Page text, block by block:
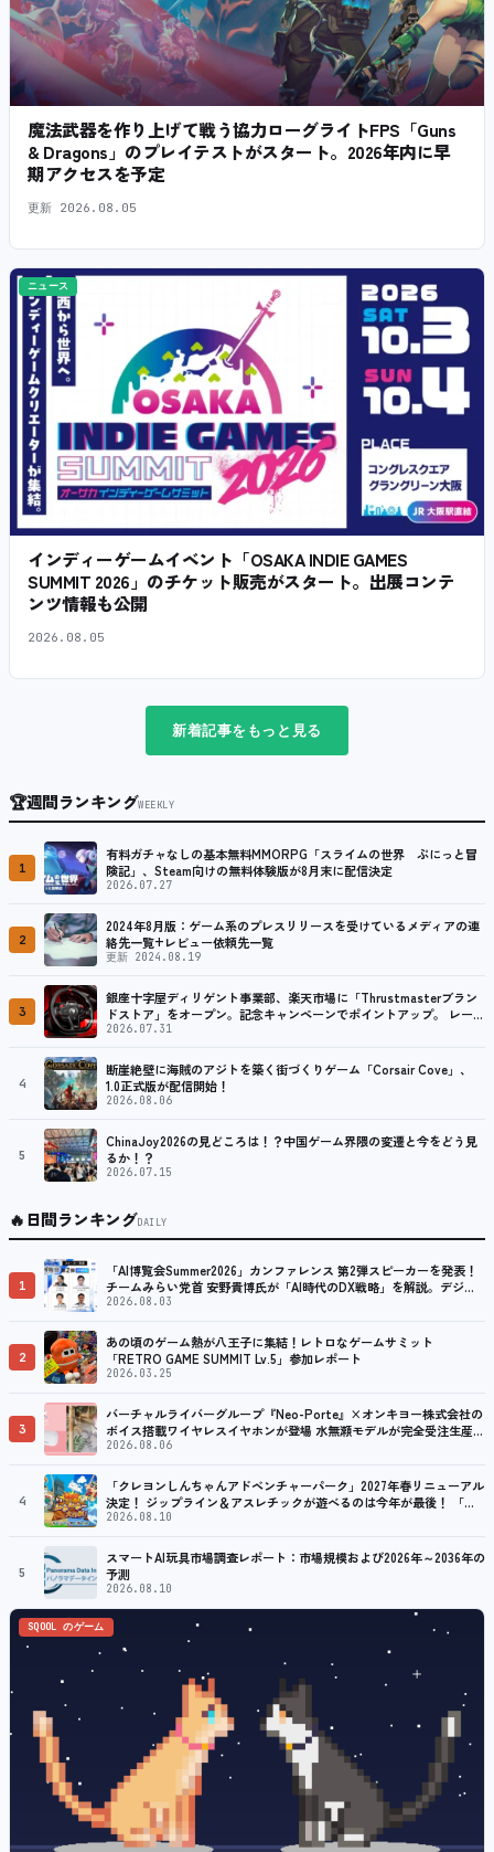
魔法武器を作り上げて戦う協力ローグライトFPS「Guns
& Dragons」のプレイテストがスタート。2026年内に早
期アクセスを予定
更新 2026.08.05
ニュース
インディーゲームイベント「OSAKA INDIE GAMES
SUMMIT 2026」のチケット販売がスタート。出展コンテ
ンツ情報も公開
2026.08.05
新着記事をもっと見る
🏆週間ランキングWEEKLY
1
有料ガチャなしの基本無料MMORPG「スライムの世界 ぷにっと冒
険記」、Steam向けの無料体験版が8月末に配信決定
2026.07.27
2
2024年8月版：ゲーム系のプレスリリースを受けているメディアの連
絡先一覧+レビュー依頼先一覧
更新 2024.08.19
3
銀座十字屋ディリゲント事業部、楽天市場に「Thrustmasterブラン
ドストア」をオープン。記念キャンペーンでポイントアップ。 レーシ
ング／フライトシム向けコントローラーを中心に、幅広くラインナッ
2026.07.31
4
断崖絶壁に海賊のアジトを築く街づくりゲーム「Corsair Cove」、
1.0正式版が配信開始！
2026.08.06
5
ChinaJoy2026の見どころは！？中国ゲーム界隈の変遷と今をどう見
るか！？
2026.07.15
🔥日間ランキングDAILY
1
「AI博覧会Summer2026」カンファレンス 第2弾スピーカーを発表！
チームみらい党首 安野貴博氏が「AI時代のDX戦略」を解説。デジタ
ル庁のガバメントAI、経営・製造・営業のAI活用事例も公開
2026.08.03
2
あの頃のゲーム熱が八王子に集結！レトロなゲームサミット
「RETRO GAME SUMMIT Lv.5」参加レポート
2026.03.25
3
バーチャルライバーグループ『Neo-Porte』×オンキヨー株式会社の
ボイス搭載ワイヤレスイヤホンが登場 水無瀬モデルが完全受注生産で
販売決定！ ８月７日（金）15：00から受注開始
2026.08.06
4
「クレヨンしんちゃんアドベンチャーパーク」2027年春リニューアル
決定！ ジップライン＆アスレチックが遊べるのは今年が最後！ 「ラ
スト！ドキがムネムネ～大作戦！」始動
2026.08.10
5
スマートAI玩具市場調査レポート：市場規模および2026年～2036年の
予測
2026.08.10
SQOOL のゲーム